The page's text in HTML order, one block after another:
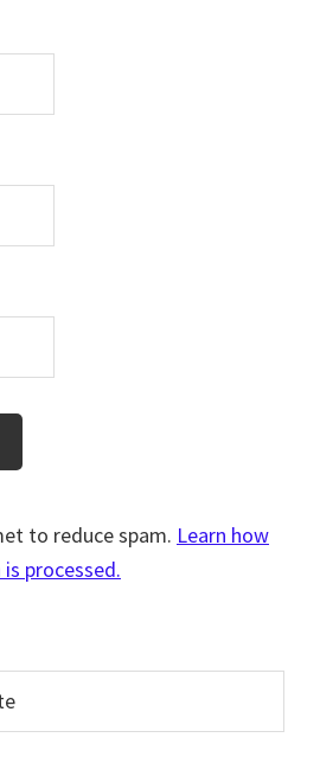
to reduce spam. Learn how
processed.